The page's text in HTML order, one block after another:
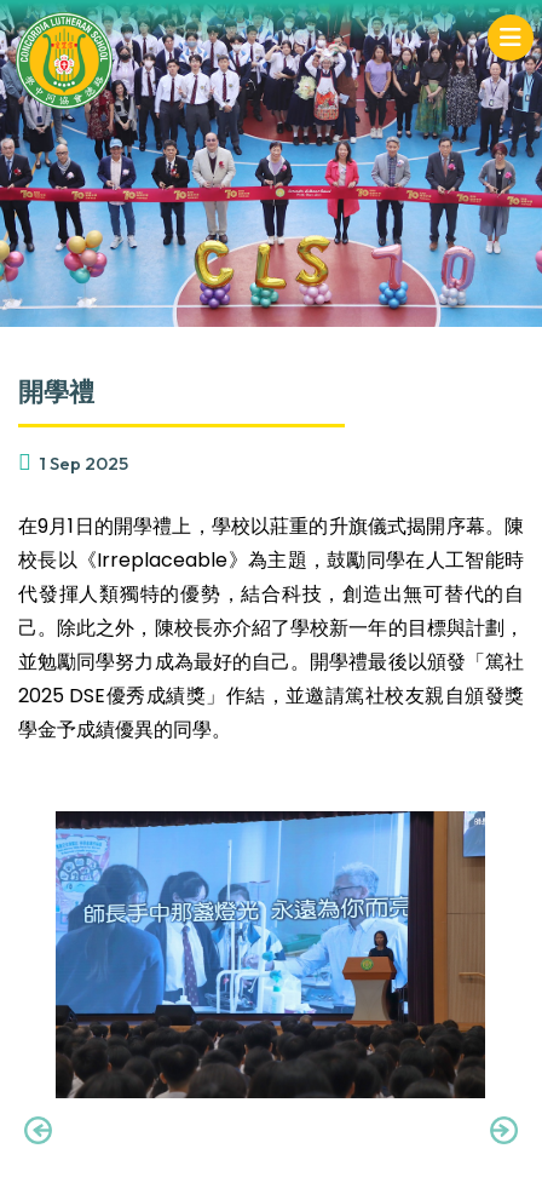
開學禮
1 Sep 2025
在9月1日的開學禮上，學校以莊重的升旗儀式揭開序幕。陳
校長以《Irreplaceable》為主題，鼓勵同學在人工智能時
代發揮人類獨特的優勢，結合科技，創造出無可替代的自
己。除此之外，陳校長亦介紹了學校新一年的目標與計劃，
並勉勵同學努力成為最好的自己。開學禮最後以頒發「篤社
2025 DSE優秀成績獎」作結，並邀請篤社校友親自頒發獎
學金予成績優異的同學。